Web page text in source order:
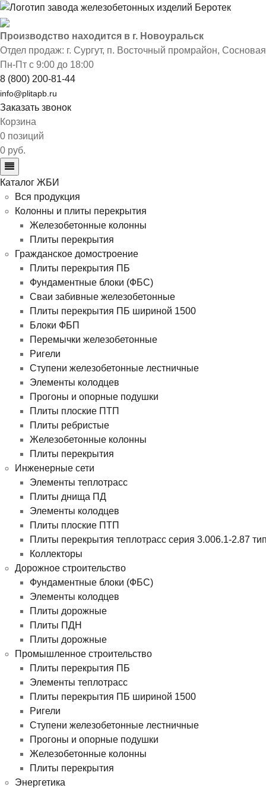
Производство находится в г. Новоуральск
Отдел продаж: г. Сургут, п. Восточный промрайон,
Пн-Пт с 9:00 до 18:00
8 (800) 200-81-44
info@plitapb.ru
Заказать звонок
Корзина
0 позиций
0 руб.
Каталог ЖБИ
Вся продукция
Колонны и плиты перекрытия
Железобетонные колонны
Плиты перекрытия
Гражданское домостроение
Плиты перекрытия ПБ
Фундаментные блоки (ФБС)
Сваи забивные железобетонные
Плиты перекрытия ПБ шириной 1500
Блоки ФБП
Перемычки железобетонные
Ригели
Ступени железобетонные лестничные
Элементы колодцев
Прогоны и опорные подушки
Плиты плоские ПТП
Плиты ребристые
Железобетонные колонны
Плиты перекрытия
Инженерные сети
Элементы теплотрасс
Плиты днища ПД
Элементы колодцев
Плиты плоские ПТП
Плиты перекрытия теплотрасс серия 3.006.1-2.87
Коллекторы
Дорожное строительство
Фундаментные блоки (ФБС)
Элементы колодцев
Плиты дорожные
Плиты ПДН
Плиты дорожные
Промышленное строительство
Плиты перекрытия ПБ
Элементы теплотрасс
Плиты перекрытия ПБ шириной 1500
Ригели
Ступени железобетонные лестничные
Прогоны и опорные подушки
Железобетонные колонны
Плиты перекрытия
Энергетика